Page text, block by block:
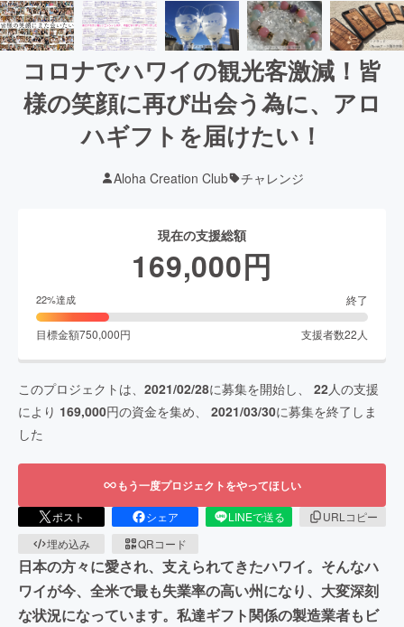
コロナでハワイの観光客激減！皆
様の笑顔に再び出会う為に、アロ
ハギフトを届けたい！
Aloha Creation Club チャレンジ
現在の支援総額
169,000円
22%達成 終了
目標金額750,000円 支援者数22 人
このプロジェクトは、 2021/02/28に募集を開始し、 22人の支援
により 169,000円の資金を集め、 2021/03/30に募集を終了しま
した
もう一度プロジェクトをやってほしい
ポスト シェア LINEで送る
URLコピー
埋め込み
QRコード
日本の方々に愛され、支えられてきたハワイ。そんなハ
ワイが今、全米で最も失業率の高い州になり、大変深刻
な状況になっています。私達ギフト関係の製造業者もビ